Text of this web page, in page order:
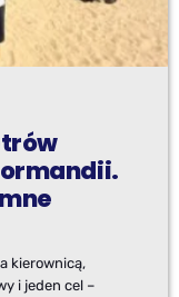
kierownicą,
i jeden cel –